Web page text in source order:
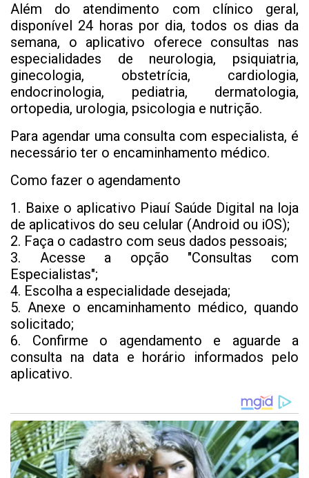
Além do atendimento com clínico geral,
disponível 24 horas por dia, todos os dias da
semana, o aplicativo oferece consultas nas
especialidades de neurologia, psiquiatria,
ginecologia, obstetrícia, cardiologia,
endocrinologia, pediatria, dermatologia,
ortopedia, urologia, psicologia e nutrição.
Para agendar uma consulta com especialista, é
necessário ter o encaminhamento médico.
Como fazer o agendamento
1. Baixe o aplicativo Piauí Saúde Digital na loja
de aplicativos do seu celular (Android ou iOS);
2. Faça o cadastro com seus dados pessoais;
3. Acesse a opção "Consultas com
Especialistas";
4. Escolha a especialidade desejada;
5. Anexe o encaminhamento médico, quando
solicitado;
6. Confirme o agendamento e aguarde a
consulta na data e horário informados pelo
aplicativo.